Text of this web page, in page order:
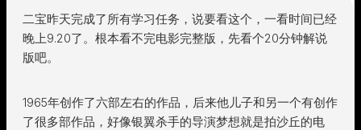
二宝昨天完成了所有学习任务，说要看这个，一看时间已经
晚上9.20了。根本看不完电影完整版，先看个20分钟解说
版吧。
1965年创作了六部左右的作品，后来他儿子和另一个有创作
了很多部作品，好像银翼杀手的导演梦想就是拍沙丘的电